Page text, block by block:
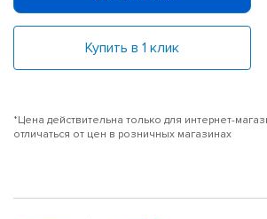
Купить в 1 клик
*Цена действительна только для интернет-
отличаться от цен в розничных магазинах